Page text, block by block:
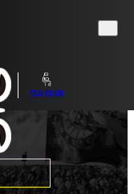
FAN CLUB